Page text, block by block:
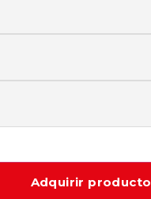
Adquirir producto